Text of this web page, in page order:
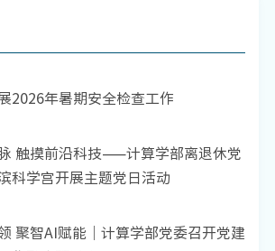
2026年暑期安全检查工作
触摸前沿科技——计算学部离退休党
科学宫开展主题党日活动
聚智AI赋能｜计算学部党委召开党建